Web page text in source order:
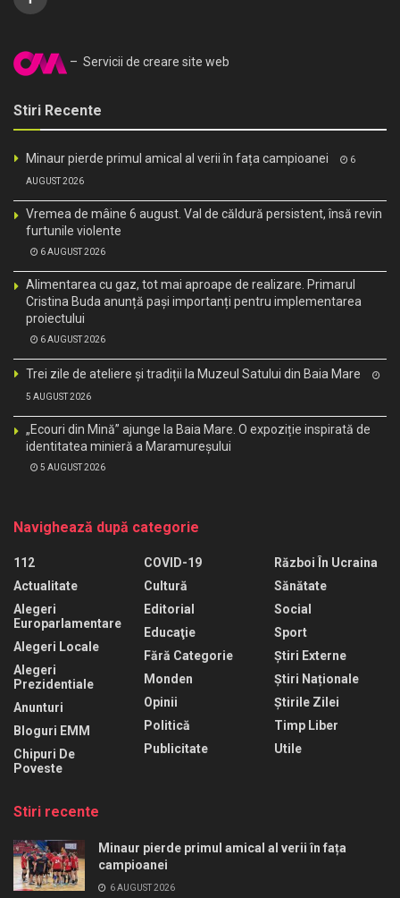
– Servicii de creare site web
Stiri Recente
Minaur pierde primul amical al verii în fața campioanei 6
AUGUST 2026
Vremea de mâine 6 august. Val de căldură persistent, însă revin
furtunile violente
6 AUGUST 2026
Alimentarea cu gaz, tot mai aproape de realizare. Primarul
Cristina Buda anunță pași importanți pentru implementarea
proiectului
6 AUGUST 2026
Trei zile de ateliere și tradiții la Muzeul Satului din Baia Mare
5 AUGUST 2026
„Ecouri din Mină” ajunge la Baia Mare. O expoziție inspirată de
identitatea minieră a Maramureșului
5 AUGUST 2026
Navighează după categorie
112
Actualitate
Alegeri
Europarlamentare
Alegeri Locale
Alegeri
Prezidentiale
Anunturi
Bloguri EMM
Chipuri De
Poveste
COVID-19
Cultură
Editorial
Educaţie
Fără Categorie
Monden
Opinii
Politică
Publicitate
Război În Ucraina
Sănătate
Social
Sport
Știri Externe
Știri Naționale
Știrile Zilei
Timp Liber
Utile
Stiri recente
Minaur pierde primul amical al verii în fața
campioanei
6 AUGUST 2026